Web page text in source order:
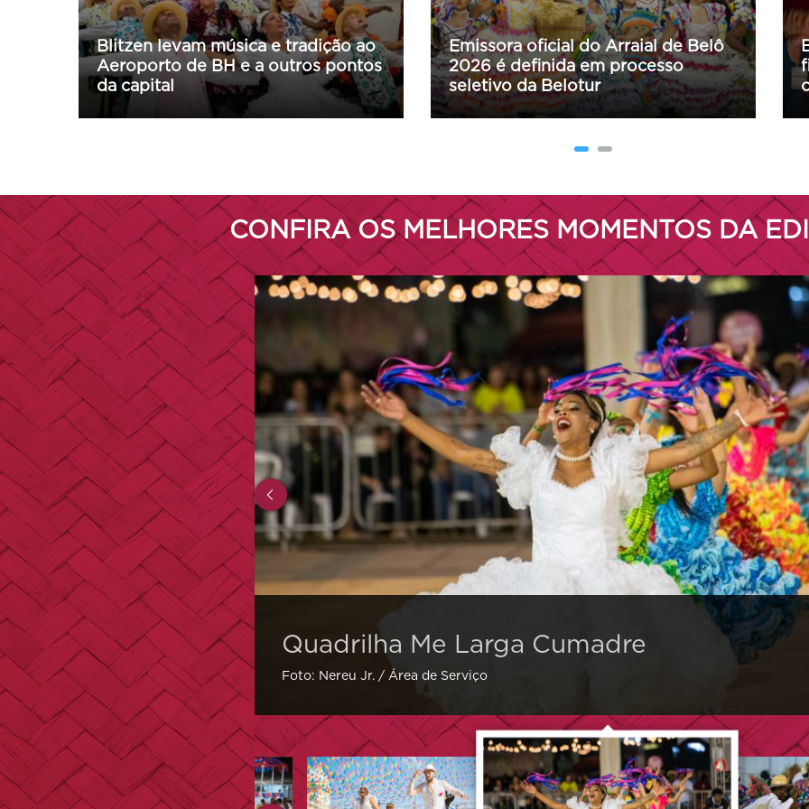
Emissora oficial do Arraial de Belô
2026 é definida em processo
seletivo da Belotur
Belotur e Segurança Alimentar
firmam parceria para valorização da
cultura alimentar no Arraial de Belô
CONFIRA OS MELHORES MOMENTOS DA
Quadrilha
Me
Larga
Quadrilha Me Larga Cumadre
Foto: Nereu Jr. / Área de Serviço